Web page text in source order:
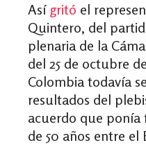
Así gritó el
Quintero, del
plenaria de la
del 25 de octubre
Colombia todavía
resultados del
acuerdo que ponía
de 50 años entre